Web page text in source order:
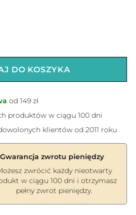
DO KOSZYKA
od 149 zł
produktów w ciągu 100 dni
klientów od 2011 roku
Gwarancja zwrotu pieniędzy
zwrócić każdy nieotwarty
w ciągu 100 dni i otrzymasz
pełny zwrot pieniędzy.